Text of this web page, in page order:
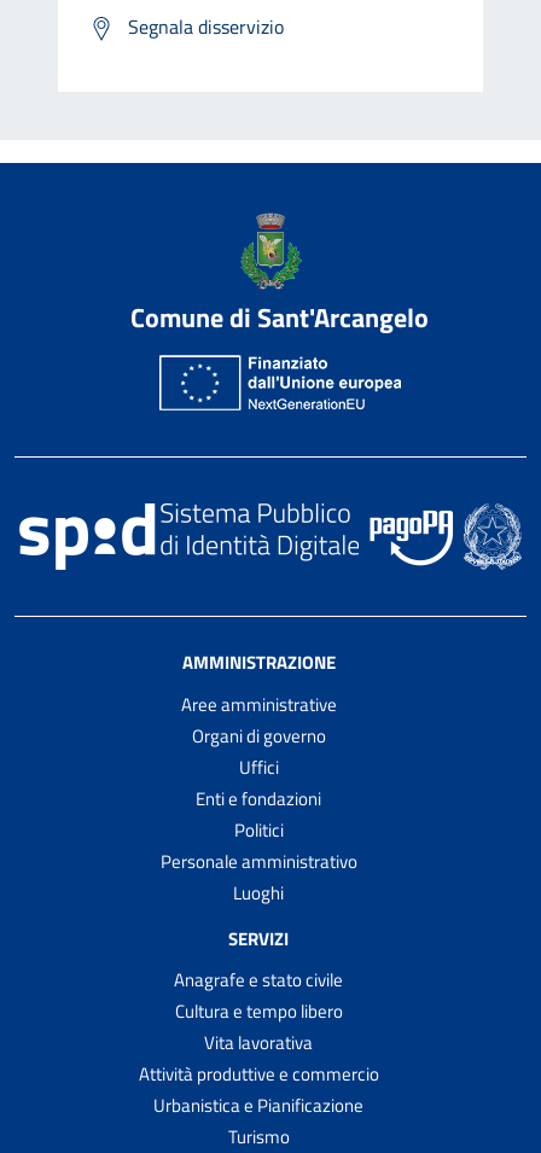
Segnala disservizio
Comune di Sant'Arcangelo
AMMINISTRAZIONE
Aree amministrative
Organi di governo
Uffici
Enti e fondazioni
Politici
Personale amministrativo
Luoghi
SERVIZI
Anagrafe e stato civile
Cultura e tempo libero
Vita lavorativa
Attività produttive e commercio
Urbanistica e Pianificazione
Turismo